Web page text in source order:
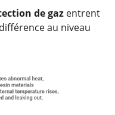
de gaz entrent
au niveau